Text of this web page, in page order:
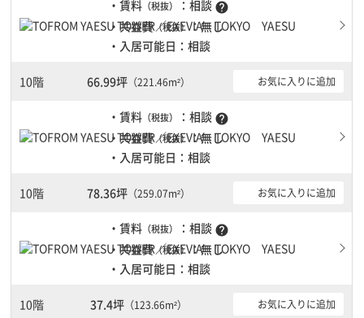
・賃料 （税抜） ：相談 help
・共益費（税抜）：無し
・入居可能日：相談
10階 66.99坪 （221.46m²） お気に入りに追加
・賃料 （税抜） ：相談 help
・共益費（税抜）：無し
・入居可能日：相談
10階 78.36坪 （259.07m²） お気に入りに追加
・賃料 （税抜） ：相談 help
・共益費（税抜）：無し
・入居可能日：相談
10階 37.4坪 （123.66m²） お気に入りに追加